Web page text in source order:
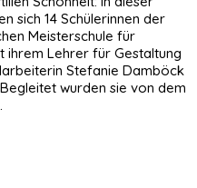
sich 14 Schülerinnen der
Meisterschule für
ihrem Lehrer für Gestaltung
Stefanie Damböck
wurden sie von dem